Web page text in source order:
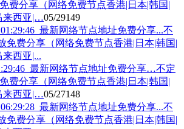
费分享（网络免费节点香港|日本|韩国|
来西亚|…05/29149
最新网络节点地址免费分享…不定
费分享（网络免费节点香港|日本|韩国|
来西亚|…05/27148